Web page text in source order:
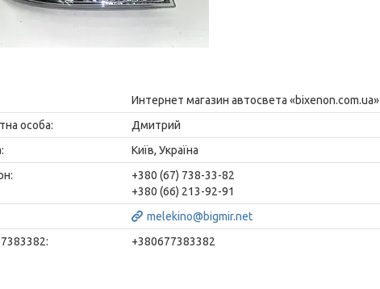
Интернет магазин автосвета «bixenon.com.ua»
Дмитрий
Київ, Україна
+380 (67) 738-33-82
+380 (66) 213-92-91
melekino@bigmir.net
+380677383382